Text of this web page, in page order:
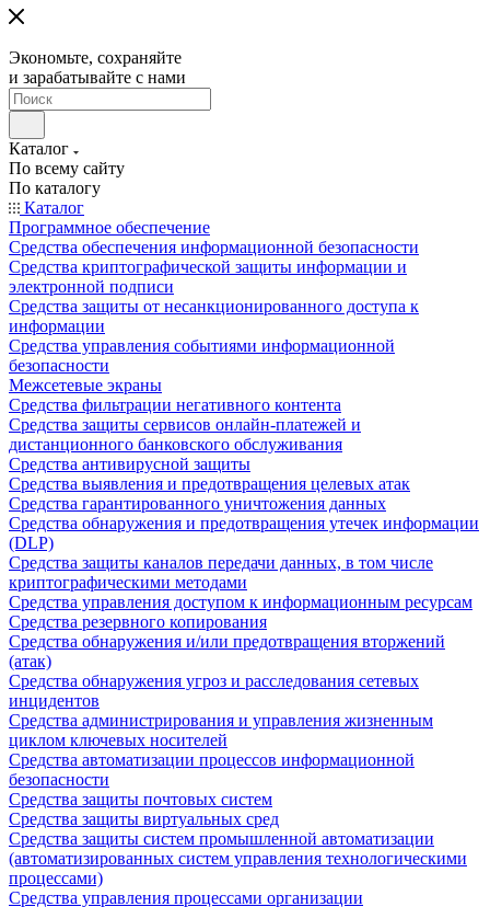
Экономьте, сохраняйте
и зарабатывайте с нами
Каталог
По всему сайту
По каталогу
Каталог
Программное обеспечение
Средства обеспечения информационной безопасности
Средства криптографической защиты информации и
электронной подписи
Средства защиты от несанкционированного доступа к
информации
Средства управления событиями информационной
безопасности
Межсетевые экраны
Средства фильтрации негативного контента
Средства защиты сервисов онлайн-платежей и
дистанционного банковского обслуживания
Средства антивирусной защиты
Средства выявления и предотвращения целевых атак
Средства гарантированного уничтожения данных
Средства обнаружения и предотвращения утечек информации
(DLP)
Средства защиты каналов передачи данных, в том числе
криптографическими методами
Средства управления доступом к информационным ресурсам
Средства резервного копирования
Средства обнаружения и/или предотвращения вторжений
(атак)
Средства обнаружения угроз и расследования сетевых
инцидентов
Средства администрирования и управления жизненным
циклом ключевых носителей
Средства автоматизации процессов информационной
безопасности
Средства защиты почтовых систем
Средства защиты виртуальных сред
Средства защиты систем промышленной автоматизации
(автоматизированных систем управления технологическими
процессами)
Средства управления процессами организации